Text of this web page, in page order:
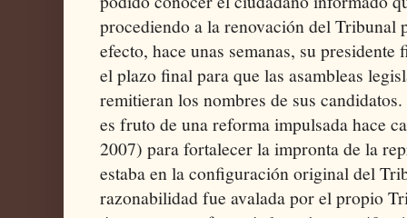
procediendo a la renovación del Tribunal
efecto, hace unas semanas, su
el plazo final para que las asambleas
remitieran los nombres de sus
es fruto de una reforma impulsada hace
2007) para fortalecer la impronta de la
estaba en la configuración original del
razonabilidad fue avalada por el propio